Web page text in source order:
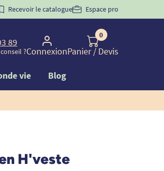
1ère commande d'incontinence
Recevoir le catalogue Espace pro
89
?Connexion
0
Panier/ Devis
vie Blog
H'veste